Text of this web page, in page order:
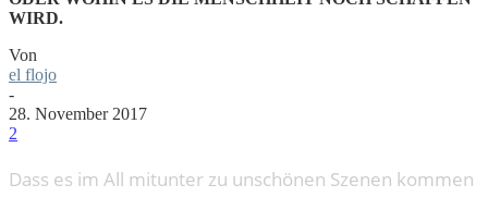
WIRD.
Von
el flojo
-
28. November 2017
2
Dass es im All mitunter zu unschönen Szenen kommen